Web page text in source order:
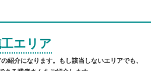
エリア
紹介になります。もし該当しないエリアでも、